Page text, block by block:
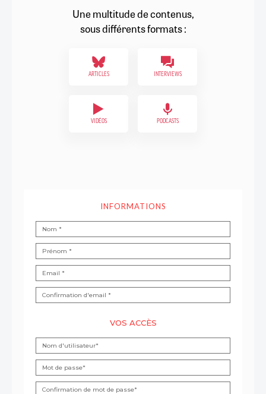
Une multitude de contenus,
sous différents formats :
ARTICLES INTERVIEWS
VIDÉOS PODCASTS